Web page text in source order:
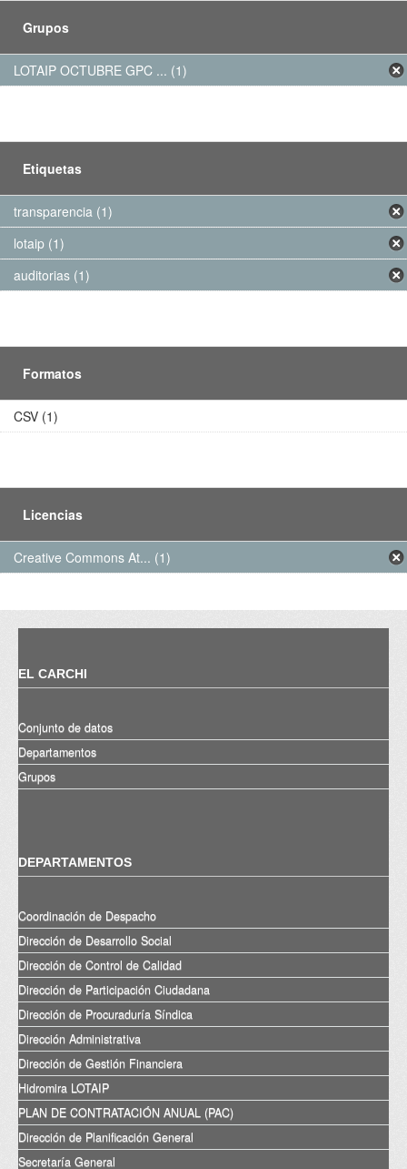
Grupos
LOTAIP OCTUBRE GPC ... (1)
Etiquetas
transparencia (1)
lotaip (1)
auditorias (1)
Formatos
CSV (1)
Licencias
Creative Commons At... (1)
EL CARCHI
Conjunto de datos
Departamentos
Grupos
DEPARTAMENTOS
Coordinación de Despacho
Dirección de Desarrollo Social
Dirección de Control de Calidad
Dirección de Participación Ciudadana
Dirección de Procuraduría Síndica
Dirección Administrativa
Dirección de Gestión Financiera
Hidromira LOTAIP
PLAN DE CONTRATACIÓN ANUAL (PAC)
Dirección de Planificación General
Secretaría General